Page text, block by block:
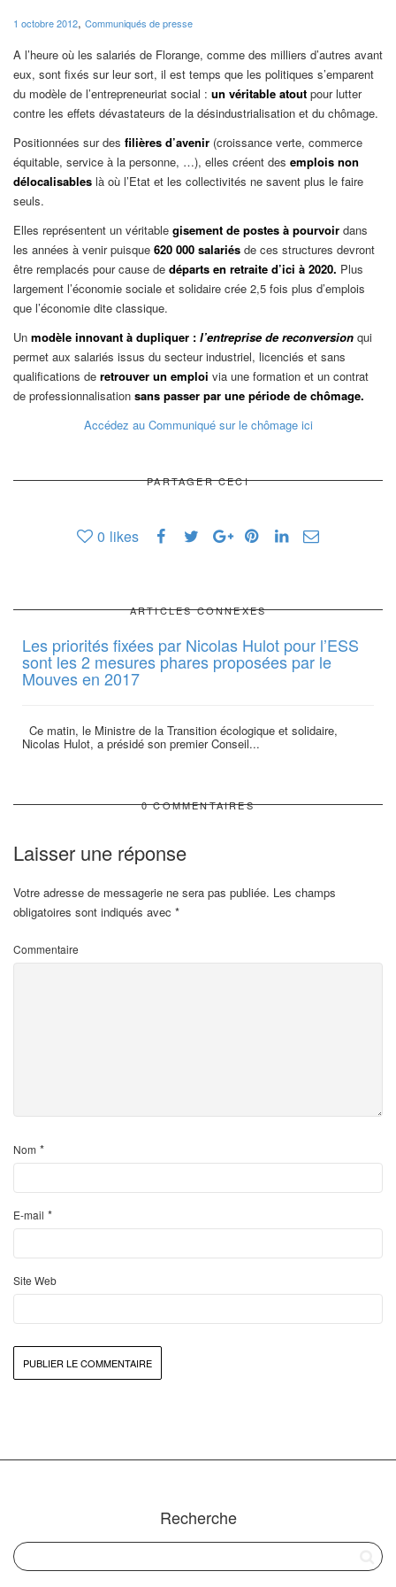
1 octobre 2012, Communiqués de presse
A l’heure où les salariés de Florange, comme des milliers d’autres avant
eux, sont fixés sur leur sort, il est temps que les politiques s’emparent
du modèle de l’entrepreneuriat social : un véritable atout pour lutter
contre les effets dévastateurs de la désindustrialisation et du chômage.
Positionnées sur des filières d’avenir (croissance verte, commerce
équitable, service à la personne, …), elles créent des emplois non
délocalisables là où l’Etat et les collectivités ne savent plus le faire
seuls.
Elles représentent un véritable gisement de postes à pourvoir dans
les années à venir puisque 620 000 salariés de ces structures devront
être remplacés pour cause de départs en retraite d’ici à 2020. Plus
largement l’économie sociale et solidaire crée 2,5 fois plus d’emplois
que l’économie dite classique.
Un modèle innovant à dupliquer : l’entreprise de reconversion qui
permet aux salariés issus du secteur industriel, licenciés et sans
qualifications de retrouver un emploi via une formation et un contrat
de professionnalisation sans passer par une période de chômage.
Accédez au Communiqué sur le chômage ici
PARTAGER CECI
0 likes
ARTICLES CONNEXES
Les priorités fixées par Nicolas Hulot pour l’ESS
sont les 2 mesures phares proposées par le
Mouves en 2017
Ce matin, le Ministre de la Transition écologique et solidaire,
Nicolas Hulot, a présidé son premier Conseil...
0 COMMENTAIRES
Laisser une réponse
Votre adresse de messagerie ne sera pas publiée. Les champs
obligatoires sont indiqués avec *
Commentaire
Nom *
E-mail *
Site Web
Recherche